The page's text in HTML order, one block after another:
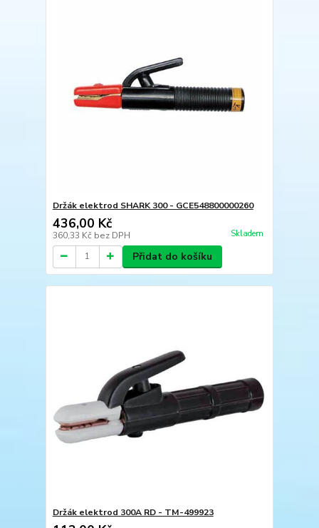
Držák elektrod SHARK 300 - GCE548800000260
436,00 Kč
360,33 Kč bez DPH Skladem
Přidat do košíku
Držák elektrod 300A RD - TM-499923